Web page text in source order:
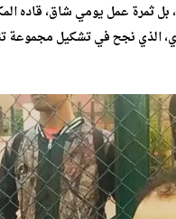
بل ثمرة عمل يومي شاق، قاده
الذي نجح في تشكيل مجموعة